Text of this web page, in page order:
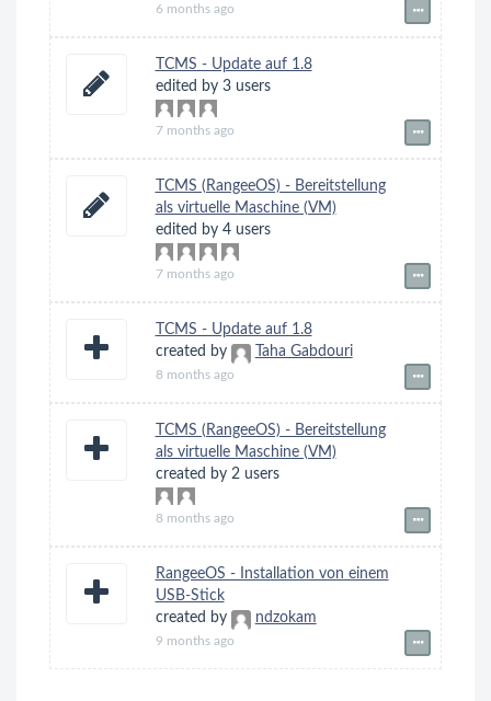
6 months ago
TCMS - Update auf 1.8
edited by 3 users
7 months ago
TCMS (RangeeOS) - Bereitstellung
als virtuelle Maschine (VM)
edited by 4 users
7 months ago
TCMS - Update auf 1.8
created by
Taha Gabdouri
8 months ago
TCMS (RangeeOS) - Bereitstellung
als virtuelle Maschine (VM)
created by 2 users
8 months ago
RangeeOS - Installation von einem
USB-Stick
created by
ndzokam
9 months ago